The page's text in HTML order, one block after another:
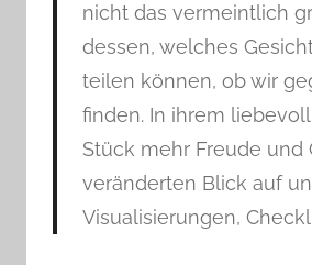
nicht das vermeintlich
dessen, welches
teilen können, ob wir
finden. In ihrem
Stück mehr Freude
veränderten Blick auf
Visualisierungen,